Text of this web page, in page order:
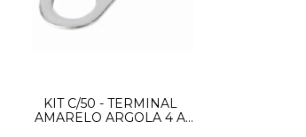
KIT C/50 - TERMINAL
AMARELO ARGOLA 4 A